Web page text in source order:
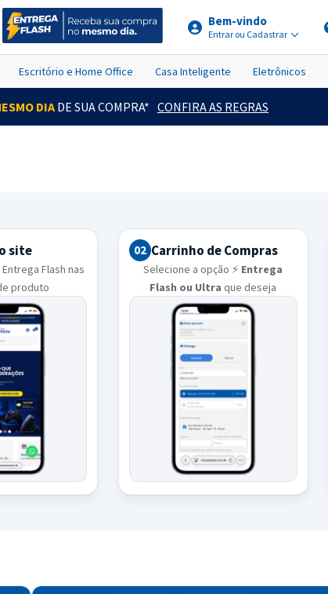
Bem-vindo
Entrar ou Cadastrar
Escritório e Home Office Casa Inteligente Eletrônicos
DIADE SUA COMPRA* CONFIRA AS REGRAS
site
Flash nas
produto
02 Carrinho de Compras
Selecione a opção ⚡ Entrega
Flash ou Ultra que deseja